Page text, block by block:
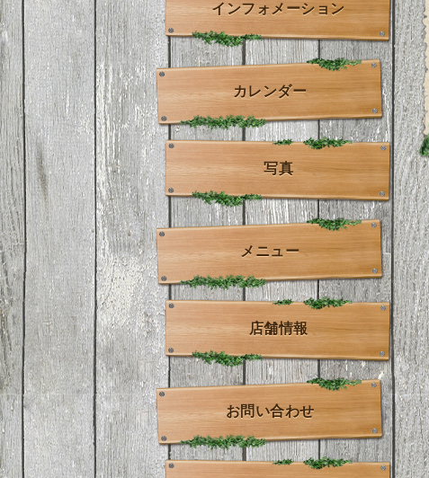
インフォメーション
カレンダー
写真
メニュー
店舗情報
お問い合わせ